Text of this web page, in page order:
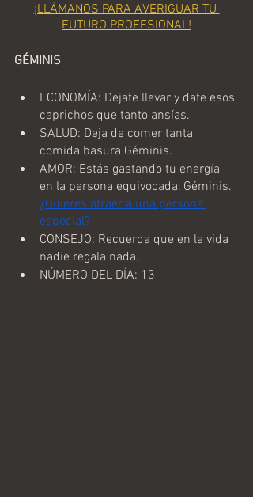
¡LLÁMANOS PARA AVERIGUAR TU
FUTURO PROFESIONAL!
GÉMINIS
ECONOMÍA: Dejate llevar y date esos
caprichos que tanto ansías.
SALUD: Deja de comer tanta
comida basura Géminis.
AMOR: Estás gastando tu energía
en la persona equivocada, Géminis.
¿Quieres atraer a una persona
especial?
CONSEJO: Recuerda que en la vida
nadie regala nada.
NÚMERO DEL DÍA: 13